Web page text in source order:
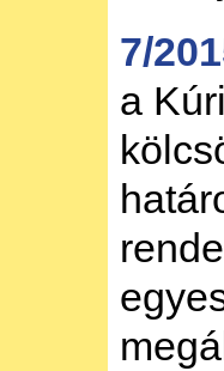
7/
a